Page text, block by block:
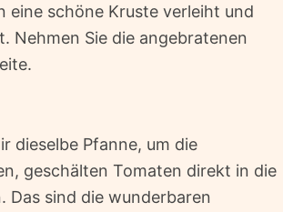
eine schöne Kruste verleiht und
Nehmen Sie die angebratenen
dieselbe Pfanne, um die
geschälten Tomaten direkt in die
Das sind die wunderbaren